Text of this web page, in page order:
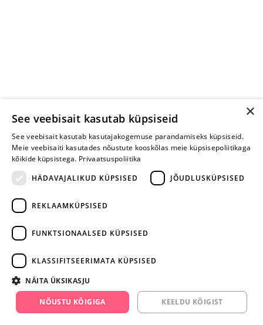
facebook.com/yesyes.ee
Instagram/yesyes.ee
×
See veebisait kasutab küpsiseid
See veebisait kasutab kasutajakogemuse parandamiseks küpsiseid.
Meie veebisaiti kasutades nõustute kooskõlas meie küpsisepoliitikaga
kõikide küpsistega. Privaatsuspoliitika
HÄDAVAJALIKUD KÜPSISED
JÕUDLUSKÜPSISED
REKLAAMKÜPSISED
FUNKTSIONAALSED KÜPSISED
KLASSIFITSEERIMATA KÜPSISED
NÄITA ÜKSIKASJU
NÕUSTU KÕIGIGA KEELDU KÕIGIST